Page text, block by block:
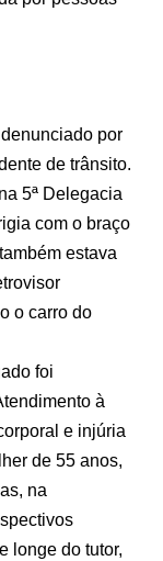
por
de trânsito.
5ª Delegacia
com o braço
estava
o carro do
foi
à
e injúria
de 55 anos,
na
longe do tutor,